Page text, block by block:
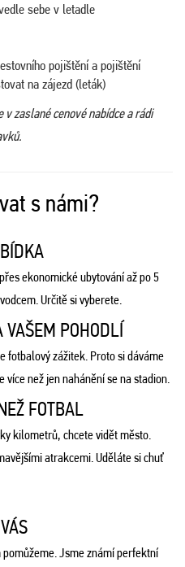
sebe v letadle
pojištění a pojištění
na zájezd (leták)
v zaslané cenové nabídce a rádi
s námi?
ekonomické ubytování až po 5
Určitě si vyberete.
POHODLÍ
fotbalový zážitek. Proto si dáváme
více než jen nahánění se na stadion.
FOTBAL
kilometrů, chcete vidět město.
atrakcemi. Uděláte si chuť
Jsme známí perfektní